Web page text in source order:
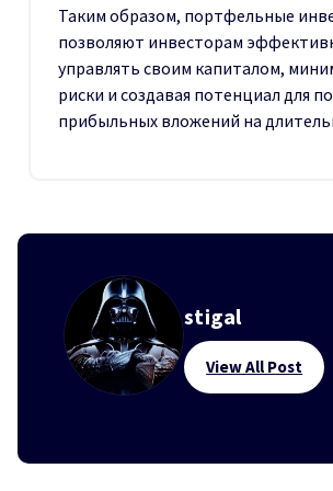
Таким образом, портфельные
позволяют инвесторам
управлять своим капиталом,
риски и создавая потенциал для
прибыльных вложений на
stigal
View All Post